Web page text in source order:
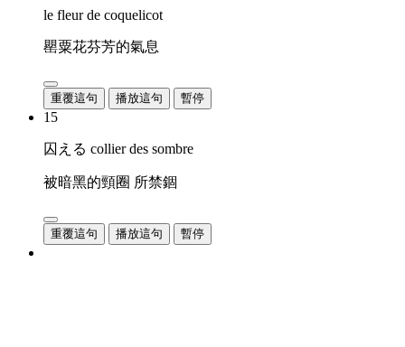
le fleur de coquelicot
罌粟花芬芳的氣息
重覆這句 播放這句 暫停
15
囚える collier des sombre
被暗黑的頸圈 所禁錮
重覆這句 播放這句 暫停